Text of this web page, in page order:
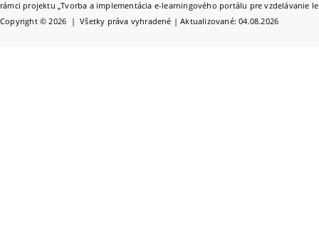
rámci projektu „Tvorba a implementácia e-learningového portálu pre vzdelávanie
Copyright © 2026 | Všetky práva vyhradené | Aktualizované: 04.08.2026